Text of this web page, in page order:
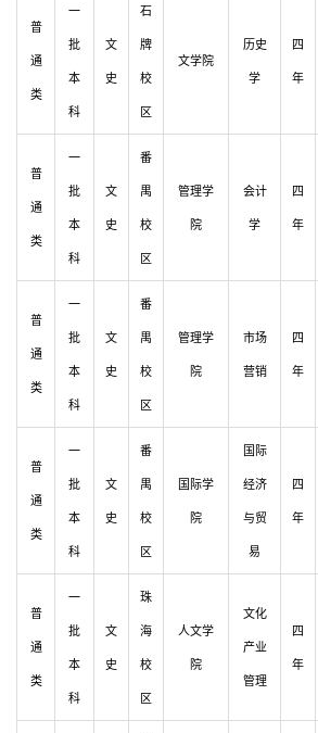
普
通
类
一
批
本
科
文
史
石
牌
校
区
文学院
历史
学
四
年
普
通
类
一
批
本
科
文
史
番
禺
校
区
管理学
院
会计
学
四
年
普
通
类
一
批
本
科
文
史
番
禺
校
区
管理学
院
市场
营销
四
年
普
通
类
一
批
本
科
文
史
番
禺
校
区
国际学
院
国际
经济
与贸
易
四
年
普
通
类
一
批
本
科
文
史
珠
海
校
区
人文学
院
文化
产业
管理
四
年